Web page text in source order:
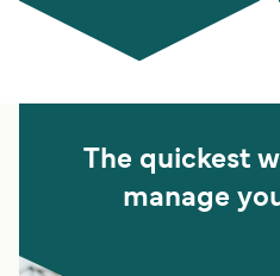
The quickest
manage